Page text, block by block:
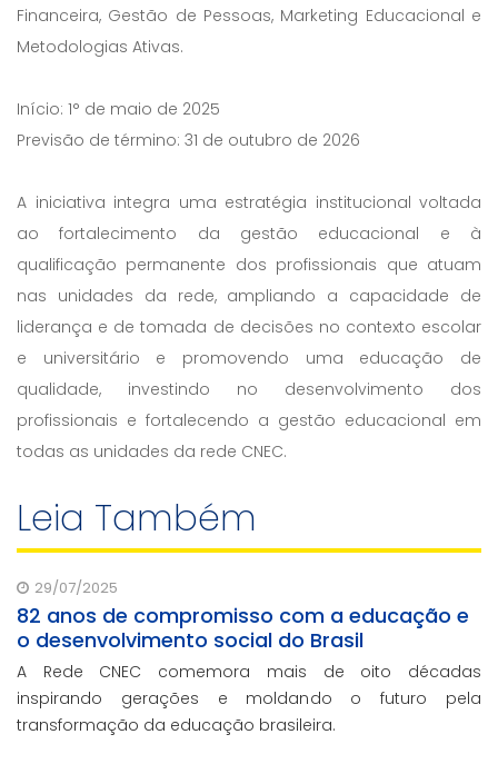
Financeira, Gestão de Pessoas, Marketing Educacional e
Metodologias Ativas.
Início: 1° de maio de 2025
Previsão de término: 31 de outubro de 2026
A iniciativa integra uma estratégia institucional voltada
ao fortalecimento da gestão educacional e à
qualificação permanente dos profissionais que atuam
nas unidades da rede, ampliando a capacidade de
liderança e de tomada de decisões no contexto escolar
e universitário e promovendo uma educação de
qualidade, investindo no desenvolvimento dos
profissionais e fortalecendo a gestão educacional em
todas as unidades da rede CNEC.
Leia Também
29/07/2025
82 anos de compromisso com a educação e
o desenvolvimento social do Brasil
A Rede CNEC comemora mais de oito décadas
inspirando gerações e moldando o futuro pela
transformação da educação brasileira.